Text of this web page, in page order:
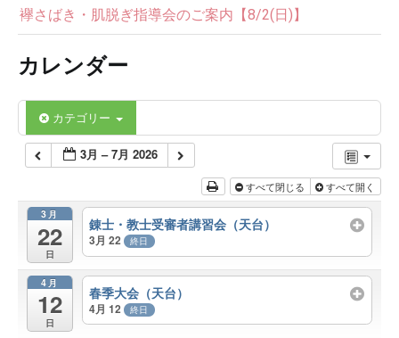
襷さばき・肌脱ぎ指導会のご案内【8/2(日)】
カレンダー
カテゴリー
3月 – 7月 2026
すべて閉じる すべて開く
3月
22
日
錬士・教士受審者講習会（天台）
3月 22 終日
4月
12
日
春季大会（天台）
4月 12 終日